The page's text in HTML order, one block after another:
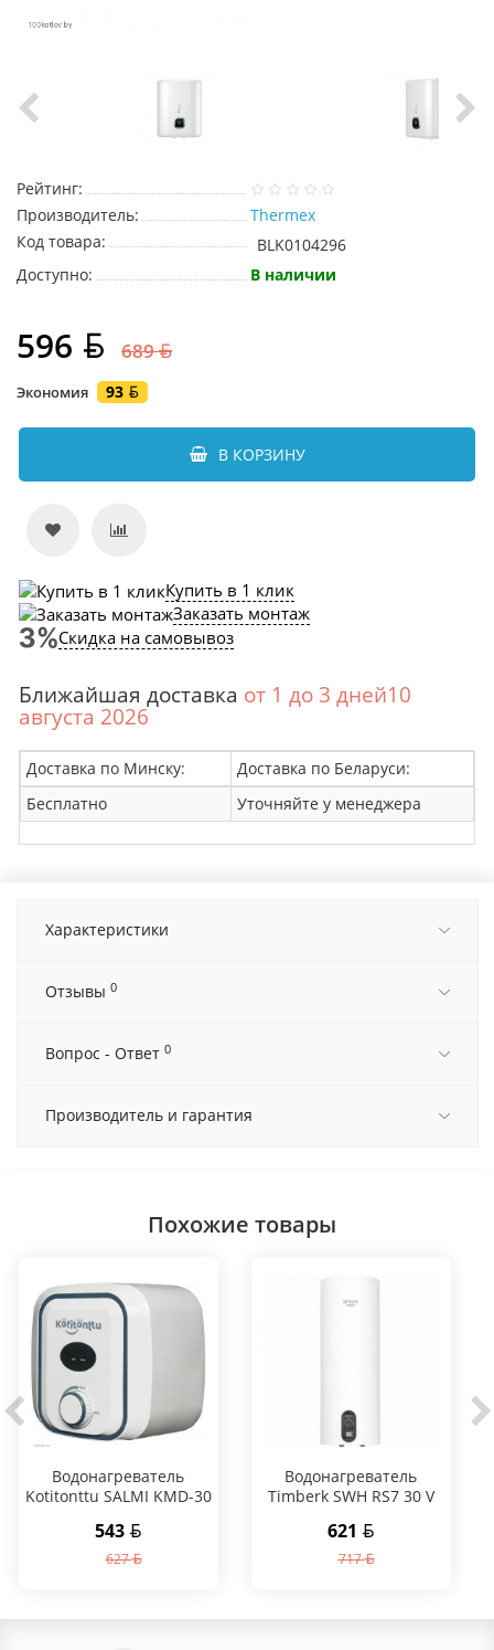
Рейтинг:
Производитель:
Thermex
Код товара:
BLK0104296
Доступно:
В наличии
596 689
Экономия 93
В КОРЗИНУ
Купить в 1 клик
Заказать монтаж
Скидка на самовывоз
Ближайшая доставка от 1 до 3 дней10
августа 2026
Доставка по Минску:
Доставка по Беларуси:
Бесплатно
Уточняйте у менеджера
Характеристики
Отзывы 0
Вопрос - Ответ 0
Производитель и гарантия
Похожие товары
Водонагреватель
Kotitonttu SALMI KMD-30
543
627
Водонагреватель
Timberk SWH RS7 30 V
621
717